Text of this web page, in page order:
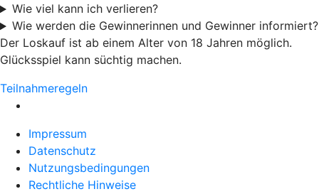
Wie viel kann ich verlieren?
Wie werden die Gewinnerinnen und Gewinner informiert?
Der Loskauf ist ab einem Alter von 18 Jahren möglich.
Glücksspiel kann süchtig machen.
Teilnahmeregeln
Impressum
Datenschutz
Nutzungsbedingungen
Rechtliche Hinweise